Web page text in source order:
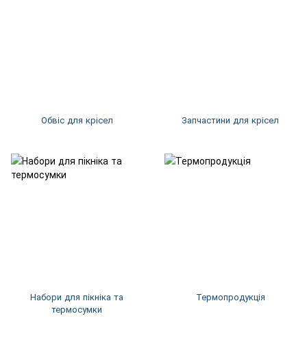
Обвіс для крісел Запчастини для крісел
Набори для пікніка та
термосумки
Термопродукція